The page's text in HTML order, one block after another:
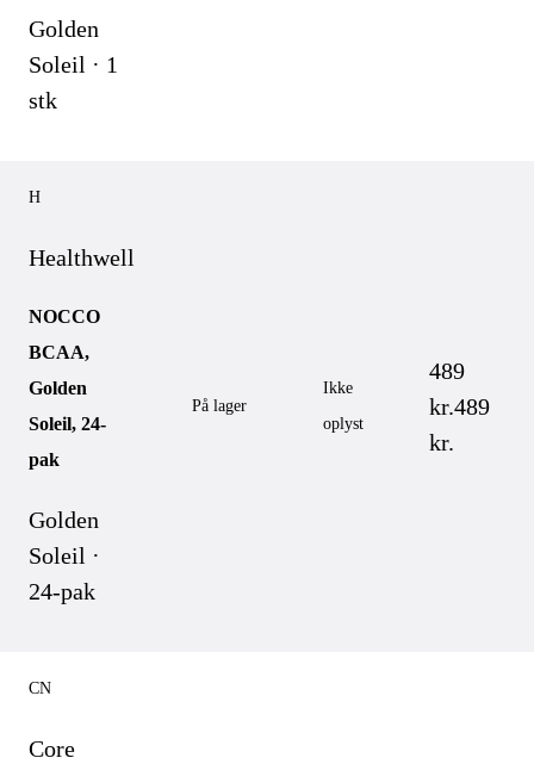
Golden
Soleil · 1
stk
H
Healthwell
NOCCO
BCAA,
Golden
Soleil, 24-
pak
Golden
Soleil ·
24-pak
På lager
Ikke
oplyst
489
kr.489
kr.
CN
Core